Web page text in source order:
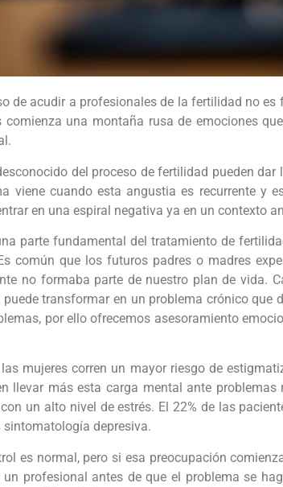
de acudir a profesionales de la fertilidad no
una montaña rusa de emociones
del proceso de fertilidad pueden
viene cuando esta angustia es recurrente y
en una espiral negativa ya en un contexto
parte fundamental del tratamiento de
común que los futuros padres o madres
no formaba parte de nuestro plan de vida.
transformar en un problema crónico
por ello ofrecemos asesoramiento
mujeres corren un mayor riesgo de
llevar más esta carga mental ante
un alto nivel de estrés. El 22% de las
sintomatología depresiva.
es normal, pero si esa preocupación
profesional antes de que el problema se